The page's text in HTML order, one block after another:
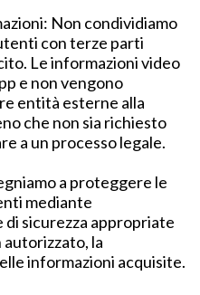
Non condividiamo
con terze parti
Le informazioni video
e non vengono
entità esterne alla
che non sia richiesto
a un processo legale.
a proteggere le
mediante
di sicurezza appropriate
la
informazioni acquisite.